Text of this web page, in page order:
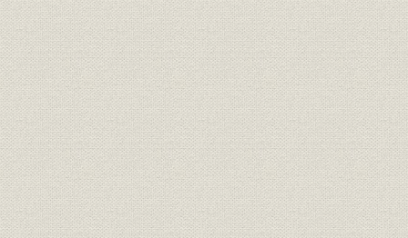
経営 三井高福 申談書 明治一八
財務・業績 明治十八年大元方出費改正書写 明治一八年
経営 家長方議書 明治一九
経営 家長方御見込書 明治一九